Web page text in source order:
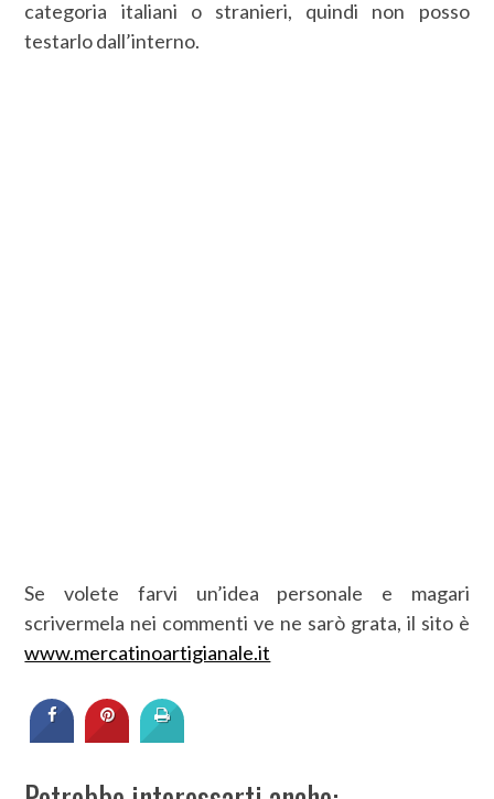
categoria italiani o stranieri, quindi non posso
testarlo dall’interno.
Se volete farvi un’idea personale e magari
scrivermela nei commenti ve ne sarò grata, il sito è
www.mercatinoartigianale.it